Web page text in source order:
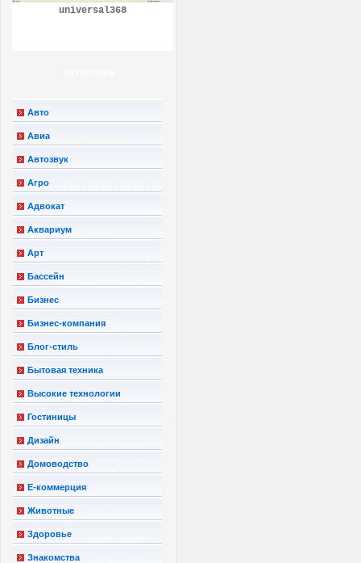
universal368
Авто
Авиа
Автозвук
Агро
Адвокат
Аквариум
Арт
Бассейн
Бизнес
Бизнес-компания
Блог-стиль
Бытовая техника
Высокие технологии
Гостиницы
Дизайн
Домоводство
Е-коммерция
Животные
Здоровье
Знакомства